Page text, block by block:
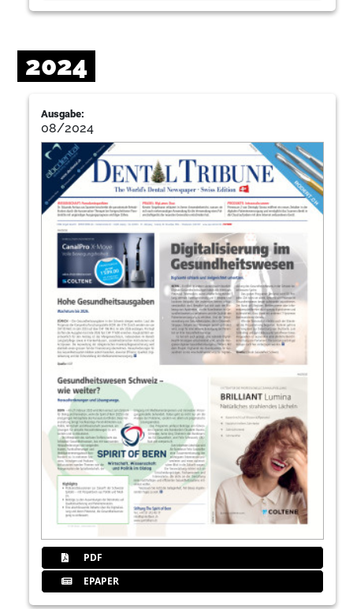
2024
Ausgabe:
08/2024
PDF
EPAPER